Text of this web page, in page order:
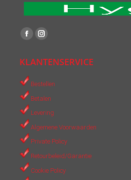
Vind ons op:
Facebook
opens
in
new
window
Instagram
opens
window
KLANTENSERVICE
Bestellen
Betalen
Levering
Algemene Voorwaarden
Private Policy
Retourbeleid/Garantie
Cookie Policy